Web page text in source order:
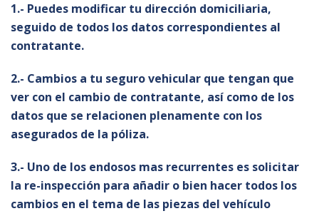
1.- Puedes modificar tu dirección domiciliaria,
seguido de todos los datos correspondientes al
contratante.
2.- Cambios a tu seguro vehicular que tengan que
ver con el cambio de contratante, así como de los
datos que se relacionen plenamente con los
asegurados de la póliza.
3.- Uno de los endosos mas recurrentes es solicitar
la re-inspección para añadir o bien hacer todos los
cambios en el tema de las piezas del vehículo